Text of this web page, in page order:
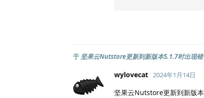
于 坚果云Nutstore更新到新版本5.1.7时出现
wylovecat 2024年1月14日
坚果云Nutstore更新到新版本